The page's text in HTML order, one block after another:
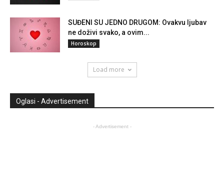
SUĐENI SU JEDNO DRUGOM: Ovakvu ljubav
ne doživi svako, a ovim...
Horoskop
Load more
Oglasi - Advertisement
- Advertisement -